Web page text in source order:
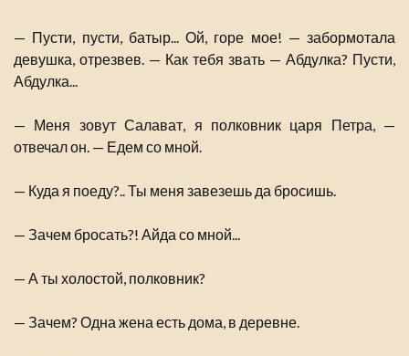
— Пусти, пусти, батыр... Ой, горе мое! — забормотала
девушка, отрезвев. — Как тебя звать — Абдулка? Пусти,
Абдулка...
— Меня зовут Салават, я полковник царя Петра, —
отвечал он. — Едем со мной.
— Куда я поеду?.. Ты меня завезешь да бросишь.
— Зачем бросать?! Айда со мной...
— А ты холостой, полковник?
— Зачем? Одна жена есть дома, в деревне.